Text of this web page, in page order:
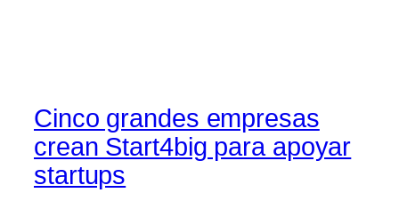
Cinco grandes empresas
crean Start4big para apoyar
startups